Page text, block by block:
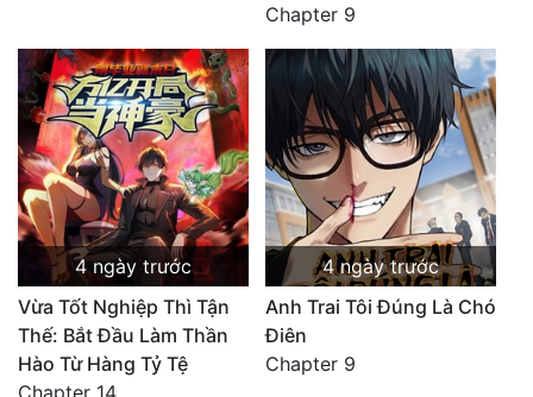
Chapter 9
4 ngày trước
Vừa Tốt Nghiệp Thì Tận
Thế: Bắt Đầu Làm Thần
Hào Từ Hàng Tỷ Tệ
Chapter 14
4 ngày trước
Anh Trai Tôi Đúng Là Chó
Điên
Chapter 9